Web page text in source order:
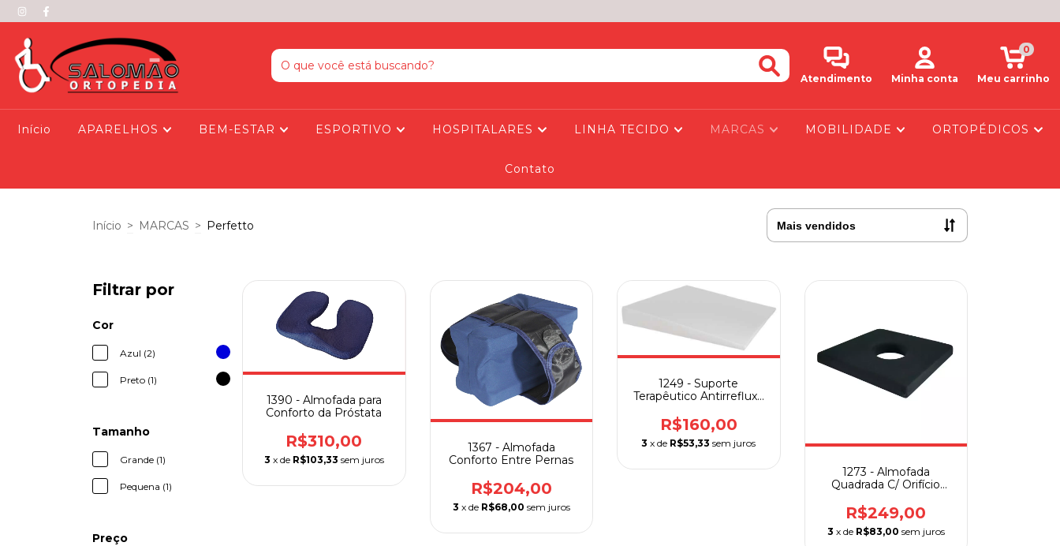
Atendimento Minha conta Meu carrinho
0
Início APARELHOS BEM-ESTAR ESPORTIVO HOSPITALARES LINHA TECIDO MARCAS MOBILIDADE ORTOPÉDICOS
Contato
Início > MARCAS > Perfetto
Filtrar por
Cor
Azul (2)
Preto (1)
Tamanho
Grande (1)
Pequena (1)
Preço
1390 - Almofada para
Conforto da Próstata
R$310,00
3 x de R$103,33 sem juros
1367 - Almofada
Conforto Entre Pernas
R$204,00
3 x de R$68,00 sem juros
1249 - Suporte
Terapêutico Antirrefluxo
R$160,00
3 x de R$53,33 sem juros
1273 - Almofada
Quadrada C/ Orifício
R$249,00
3 x de R$83,00 sem juros